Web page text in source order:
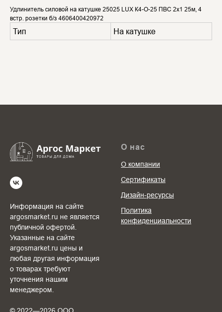
Удлинитель силовой на катушке 25025 LUX К4-О-25 ПВС 2x1 25м, 4
встр. розетки б/з 4606400420972
Тип На катушке
Информация на сайте
argosmarket.ru не является
публичной офертой.
Указанные на сайте
argosmarket.ru цены и
любая другая информация
о товарах требуют
уточнения нашим
менеджером.
О нас
О компании
Сертификаты
Дизайн-ресурсы
Политика
конфиденциальности